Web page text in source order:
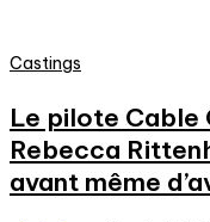
Castings
Le pilote Cable
Rebecca
avant même